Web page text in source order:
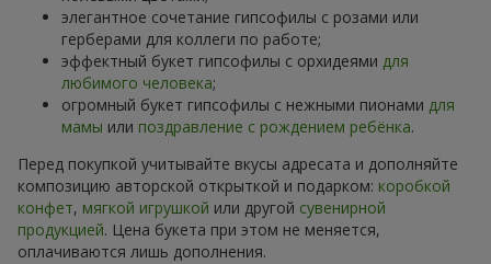
элегантное сочетание гипсофилы с розами или
герберами для коллеги по работе;
эффектный букет гипсофилы с орхидеями для
любимого человека;
огромный букет гипсофилы с нежными пионами для
мамы или поздравление с рождением ребёнка.
Перед покупкой учитывайте вкусы адресата и дополняйте
композицию авторской открыткой и подарком: коробкой
конфет, мягкой игрушкой или другой сувенирной
продукцией. Цена букета при этом не меняется,
оплачиваются лишь дополнения.